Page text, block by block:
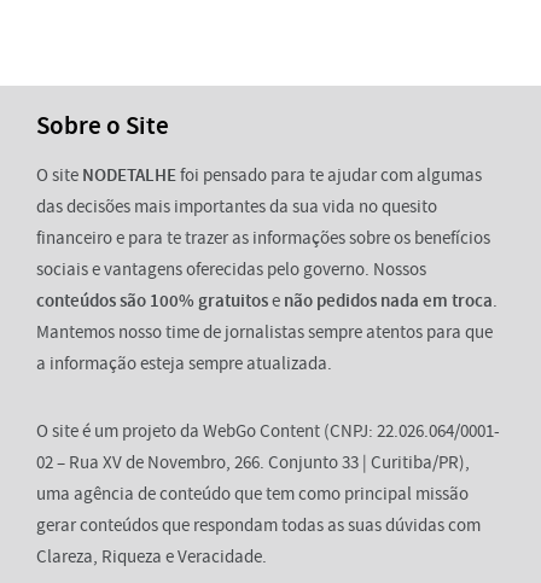
Sobre o Site
O site NODETALHEfoi pensado para te ajudar com algumas
das decisões mais importantes da sua vida no quesito
financeiro e para te trazer as informações sobre os benefícios
sociais e vantagens oferecidas pelo governo. Nossos
conteúdos são 100% gratuitose não pedidos nada em troca.
Mantemos nosso time de jornalistas sempre atentos para que
a informação esteja sempre atualizada.
O site é um projeto da WebGo Content (CNPJ: 22.026.064/0001-
02 – Rua XV de Novembro, 266. Conjunto 33 | Curitiba/PR),
uma agência de conteúdo que tem como principal missão
gerar conteúdos que respondam todas as suas dúvidas com
Clareza, Riqueza e Veracidade.